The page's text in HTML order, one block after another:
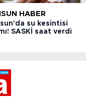
HABER
su kesintisi
SASKİ saat verdi